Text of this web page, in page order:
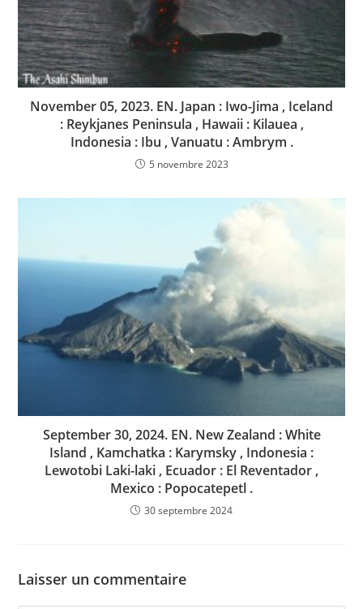
November 05, 2023. EN. Japan : Iwo-Jima , Iceland
: Reykjanes Peninsula , Hawaii : Kilauea ,
Indonesia : Ibu , Vanuatu : Ambrym .
5 novembre 2023
September 30, 2024. EN. New Zealand : White
Island , Kamchatka : Karymsky , Indonesia :
Lewotobi Laki-laki , Ecuador : El Reventador ,
Mexico : Popocatepetl .
30 septembre 2024
Laisser un commentaire